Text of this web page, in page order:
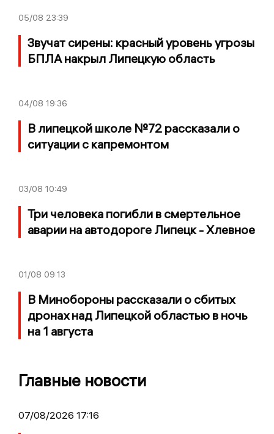
05/08 23:39
Звучат сирены: красный уровень угрозы
БПЛА накрыл Липецкую область
04/08 19:36
В липецкой школе №72 рассказали о
ситуации с капремонтом
03/08 10:49
Три человека погибли в смертельное
аварии на автодороге Липецк - Хлевное
01/08 09:13
В Минобороны рассказали о сбитых
дронах над Липецкой областью в ночь
на 1 августа
Главные новости
07/08/2026 17:16